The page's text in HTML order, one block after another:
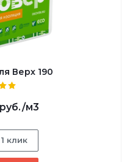
Верх 190
/м3
клик